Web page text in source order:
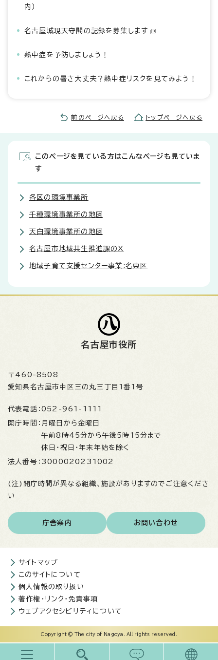
内）
名古屋城現天守閣の記録を募集します
熱中症を予防しましょう！
これからの暑さ大丈夫？熱中症リスクを見てみよう！
前のページへ戻る トップページへ戻る
このページを見ている方はこんなページも見ていま
す
各区の環境事業所
千種環境事業所の地図
天白環境事業所の地図
名古屋市地域共生推進課のX
地域子育て支援センター事業:名東区
名古屋市役所
〒460-8508
愛知県名古屋市中区三の丸三丁目1番1号
代表電話： 052-961-1111
開庁時間： 月曜日から金曜日
午前8時45分から午後5時15分まで
休日・祝日・年末年始を除く
法人番号： 3000020231002
(注)開庁時間が異なる組織、施設がありますのでご注意くださ
い
庁舎案内 お問い合わせ
サイトマップ
このサイトについて
個人情報の取り扱い
著作権・リンク・免責事項
ウェブアクセシビリティについて
Copyright © The city of Nagoya. All rights reserved.